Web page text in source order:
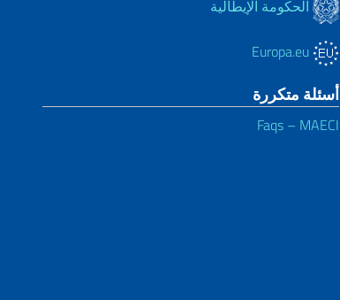
الحكومة الإيطالية
أسئلة متكررة
Faqs – MAECI